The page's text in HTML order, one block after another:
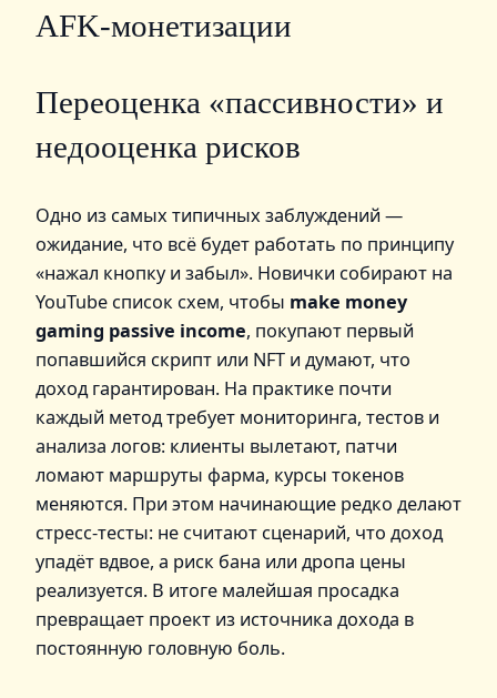
AFK‑монетизации
Переоценка «пассивности» и
недооценка рисков
Одно из самых типичных заблуждений —
ожидание, что всё будет работать по принципу
«нажал кнопку и забыл». Новички собирают на
YouTube список схем, чтобы make money
gaming passive income, покупают первый
попавшийся скрипт или NFT и думают, что
доход гарантирован. На практике почти
каждый метод требует мониторинга, тестов и
анализа логов: клиенты вылетают, патчи
ломают маршруты фарма, курсы токенов
меняются. При этом начинающие редко делают
стресс‑тесты: не считают сценарий, что доход
упадёт вдвое, а риск бана или дропа цены
реализуется. В итоге малейшая просадка
превращает проект из источника дохода в
постоянную головную боль.